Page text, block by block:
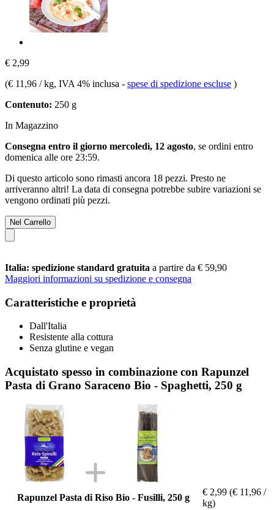
€ 2,99
(€ 11,96 / kg, IVA 4% inclusa - spese di spedizione escluse )
Contenuto: 250 g
In Magazzino
Consegna entro il giorno mercoledì, 12 agosto, se ordini entro
domenica alle ore 23:59.
Di questo articolo sono rimasti ancora 18 pezzi. Presto ne
arriveranno altri! La data di consegna potrebbe subire variazioni se
vengono ordinati più pezzi.
Nel Carrello
Italia: spedizione standard gratuita a partire da € 59,90
Maggiori informazioni su spedizione e consegna
Caratteristiche e proprietà
Dall'Italia
Resistente alla cottura
Senza glutine e vegan
Acquistato spesso in combinazione con Rapunzel
Pasta di Grano Saraceno Bio - Spaghetti, 250 g
Rapunzel Pasta di Riso Bio - Fusilli, 250 g
€ 2,99 (€ 11,96 /
kg)